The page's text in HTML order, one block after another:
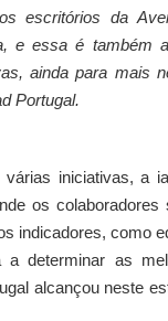
escritórios da
e essa é também
ainda para mais
Portugal.
iniciativas, a
os
indicadores, como
determinar as
alcançou neste